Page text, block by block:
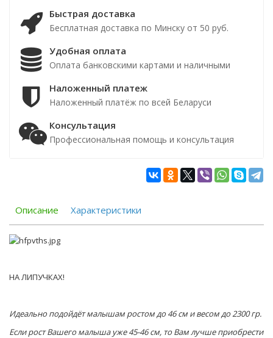
Быстрая доставка
Бесплатная доставка по Минску от 50 руб.
Удобная оплата
Оплата банковскими картами и наличными
Наложенный платеж
Наложенный платёж по всей Беларуси
Консультация
Профессиональная помощь и консультация
Описание Характеристики
НА ЛИПУЧКАХ!
Идеально подойдёт малышам ростом до 46 см и весом до 2300 гр.
Если рост Вашего малыша уже 45-46 см, то Вам лучше приобрести